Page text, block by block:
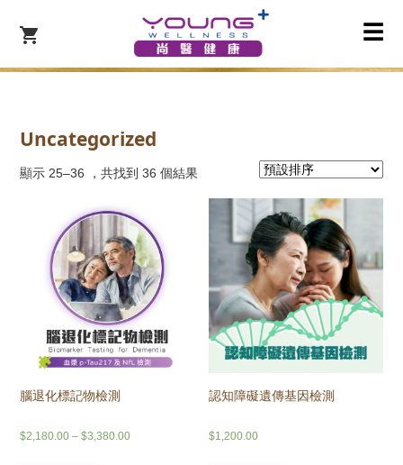
☰
Uncategorized
顯示 25–36 ，共找到 36 個結果
腦退化標記物檢測
$2,180.00 –$3,380.00
認知障礙遺傳基因檢測
$1,200.00